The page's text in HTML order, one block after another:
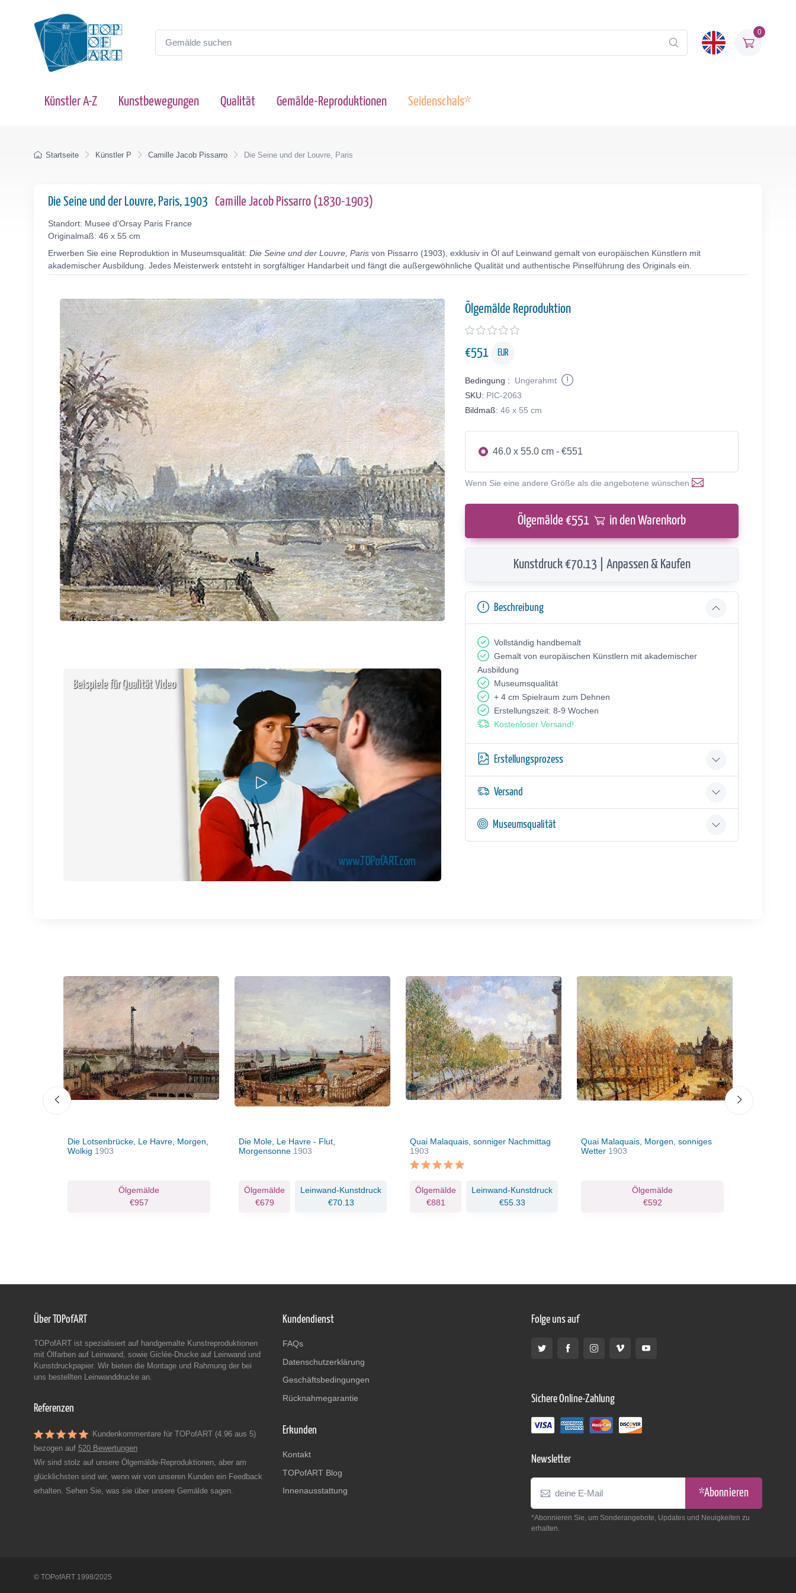
0
Künstler A-Z Kunstbewegungen Qualität Gemälde-Reproduktionen Seidenschals*
Startseite Künstler P Camille Jacob Pissarro Die Seine und der Louvre, Paris
Die Seine und der Louvre, Paris, 1903 Camille Jacob Pissarro (1830-1903)
Standort: Musee d'Orsay Paris France
Originalmaß: 46 x 55 cm
Erwerben Sie eine Reproduktion in Museumsqualität: Die Seine und der Louvre, Paris von Pissarro (1903), exklusiv in Öl auf Leinwand gemalt von europäischen Künstlern mit
akademischer Ausbildung. Jedes Meisterwerk entsteht in sorgfältiger Handarbeit und fängt die außergewöhnliche Qualität und authentische Pinselführung des Originals ein.
Beispiele für Qualität Video
Ölgemälde Reproduktion
€551 EUR
Bedingung :
Ungerahmt
SKU: PIC-2063
Bildmaß: 46 x 55 cm
46.0 x 55.0 cm - €551
Wenn Sie eine andere Größe als die angebotene wünschen
Ölgemälde €551 in den Warenkorb
Kunstdruck €70.13 | Anpassen & Kaufen
Beschreibung
Vollständig handbemalt
Gemalt von europäischen Künstlern mit akademischer
Ausbildung
Museumsqualität
+ 4 cm Spielraum zum Dehnen
Erstellungszeit: 8-9 Wochen
Kostenloser Versand!
Erstellungsprozess
Versand
Museumsqualität
Die Lotsenbrücke, Le Havre, Morgen,
Wolkig 1903
Ölgemälde
€957
Die Mole, Le Havre - Flut,
Morgensonne 1903
Ölgemälde
€679
Leinwand-Kunstdruck
€70.13
Quai Malaquais, sonniger Nachmittag
1903
Ölgemälde
€881
Leinwand-Kunstdruck
€55.33
Quai Malaquais, Morgen, sonniges
Wetter 1903
Ölgemälde
€592
Über TOPofART
TOPofART ist spezialisiert auf handgemalte Kunstreproduktionen
mit Ölfarben auf Leinwand, sowie Giclée-Drucke auf Leinwand und
Kunstdruckpapier. Wir bieten die Montage und Rahmung der bei
uns bestellten Leinwanddrucke an.
Referenzen
Kundenkommentare für TOPofART (4.96 aus 5)
bezogen auf 520 Bewertungen
Wir sind stolz auf unsere Ölgemälde-Reproduktionen, aber am
glücklichsten sind wir, wenn wir von unseren Kunden ein Feedback
erhalten. Sehen Sie, was sie über unsere Gemälde sagen.
Kundendienst
FAQs
Datenschutzerklärung
Geschäftsbedingungen
Rücknahmegarantie
Erkunden
Kontakt
TOPofART Blog
Innenausstattung
Folge uns auf
Sichere Online-Zahlung
Newsletter
*Abonnieren
*Abonnieren Sie, um Sonderangebote, Updates und Neuigkeiten zu
erhalten.
© TOPofART 1998/2025